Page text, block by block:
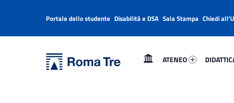
Università Roma Tre
ATENEO
Header info sidebar
Portale dello studente Disabilità e DSA Sala Stampa Chiedi